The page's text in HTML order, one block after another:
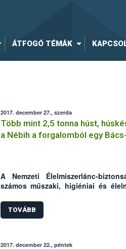
ÁTFOGÓ TÉMÁK
2017. december 27., szerda
Több mint 2,5 tonna húst,
a Nébih a forgalomból egy
A Nemzeti Élelmiszerlánc-
számos műszaki, higiéniai és
hatóság az ellenőrzés során 2580
forgalomba hozatalát tiltotta
TOVÁBB
2017. december 22., péntek